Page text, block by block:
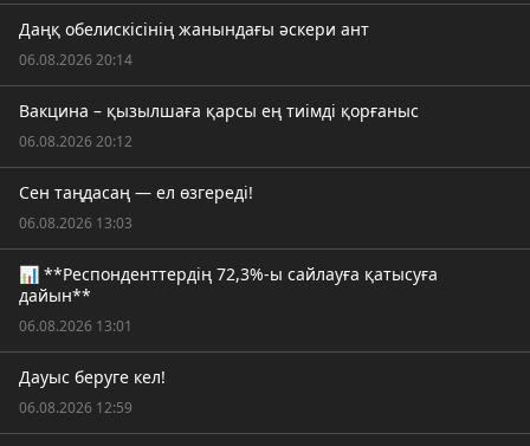
Даңқ обелискісінің жанындағы әскери ант
06.08.2026 20:14
Вакцина – қызылшаға қарсы ең тиімді қорғаныс
06.08.2026 20:12
Сен таңдасаң — ел өзгереді!
06.08.2026 13:03
📊 **Респонденттердің 72,3%-ы сайлауға қатысуға
дайын**
06.08.2026 13:01
Дауыс беруге кел!
06.08.2026 12:59